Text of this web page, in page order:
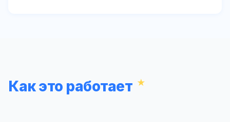
Как это работает